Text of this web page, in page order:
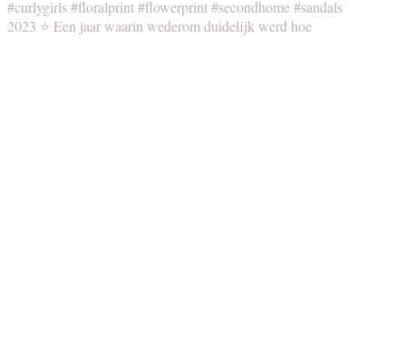
2023 ⭐️ Een jaar waarin wederom duidelijk werd hoe